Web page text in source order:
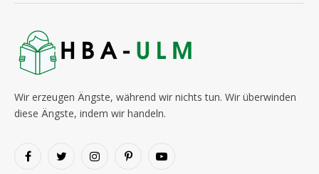
Wir erzeugen Ängste, während wir nichts tun. Wir überwinden
diese Ängste, indem wir handeln.
FacebookTwitter InstagramPinterestYouTube